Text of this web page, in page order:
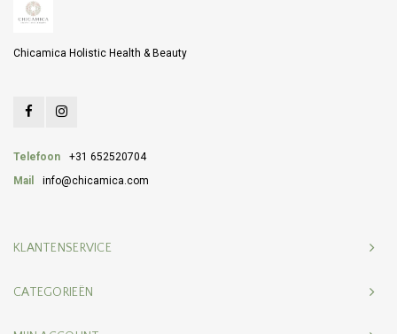
Chicamica Holistic Health & Beauty
Telefoon
+31 652520704
Mail
info@chicamica.com
KLANTENSERVICE
CATEGORIEËN